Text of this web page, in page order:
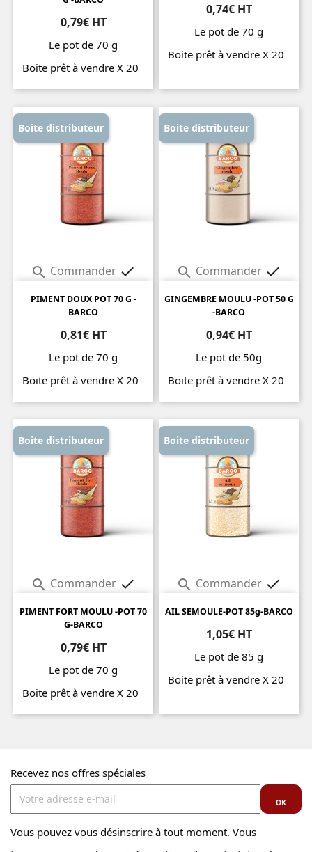
0,79€ HT
Le pot de 70 g
Boite prêt à vendre X 20
Prix
0,74€ HT
Le pot de 70 g
Boite prêt à vendre X 20
 Commander 
PIMENT DOUX POT 70 G -
BARCO
0,81€ HT
Le pot de 70 g
Boite prêt à vendre X 20
Prix
Boite distributeur
 Commander 
GINGEMBRE MOULU -POT 50 G
-BARCO
0,94€ HT
Le pot de 50g
Boite prêt à vendre X 20
Prix
Boite distributeur
 Commander 
PIMENT FORT MOULU -POT 70
G-BARCO
0,79€ HT
Le pot de 70 g
Boite prêt à vendre X 20
Prix
Boite distributeur
 Commander 
AIL SEMOULE-POT 85g-BARCO
1,05€ HT
Le pot de 85 g
Boite prêt à vendre X 20
Boite distributeur
Recevez nos offres spéciales
Vous pouvez vous désinscrire à tout moment. Vous